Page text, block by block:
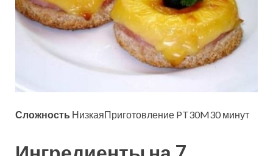
Сложность НизкаяПриготовление PT30M30 минут